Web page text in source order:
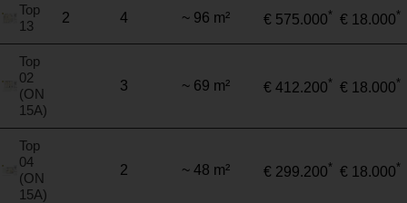
Top
13
2 4 ~ 96 m² € 575.000* € 18.000*
Top
02
(ON
15A)
3 ~ 69 m² € 412.200* € 18.000*
Top
04
(ON
15A)
2 ~ 48 m² € 299.200* € 18.000*